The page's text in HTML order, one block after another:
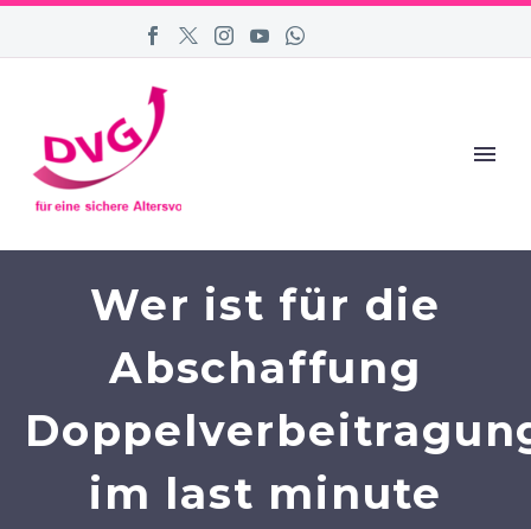
Wer ist für die
Abschaffung
im last minute